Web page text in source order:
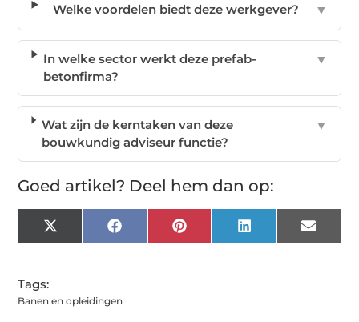
Welke voordelen biedt deze werkgever? ▼
In welke sector werkt deze prefab-
betonfirma?
▼
Wat zijn de kerntaken van deze
bouwkundig adviseur functie?
▼
Goed artikel? Deel hem dan op:
X
(Twitter)
FacebookPinterest LinkedIn Email
Tags:
Banen en opleidingen